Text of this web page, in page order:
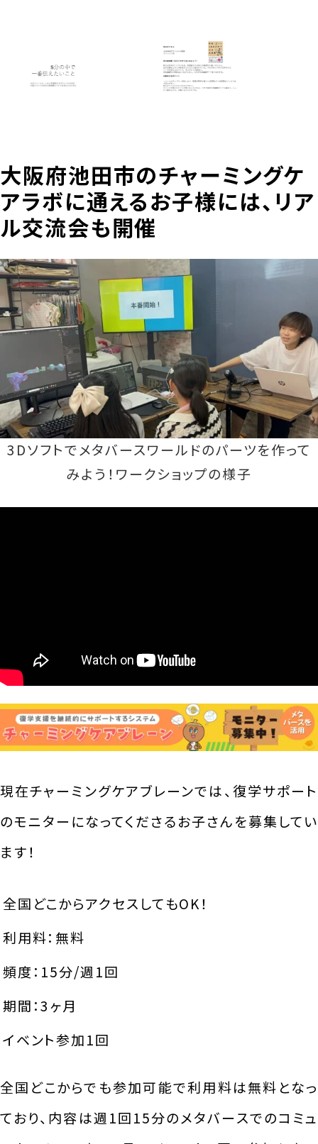
大阪府池田市のチャーミングケ
アラボに通えるお子様には、リア
ル交流会も開催
3Dソフトでメタバースワールドのパーツを作って
みよう！ワークショップの様子
現在チャーミングケアブレーンでは、復学サポート
のモニターになってくださるお子さんを募集してい
ます！
全国どこからアクセスしてもOK！
利用料：無料
頻度：15分/週1回
期間：3ヶ月
イベント参加1回
全国どこからでも参加可能で利用料は無料となっ
ており、内容は週1回15分のメタバースでのコミュ